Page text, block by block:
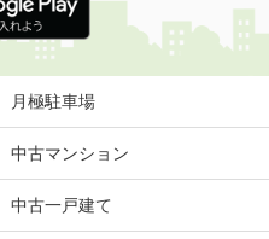
月極駐車場
中古マンション
中古一戸建て